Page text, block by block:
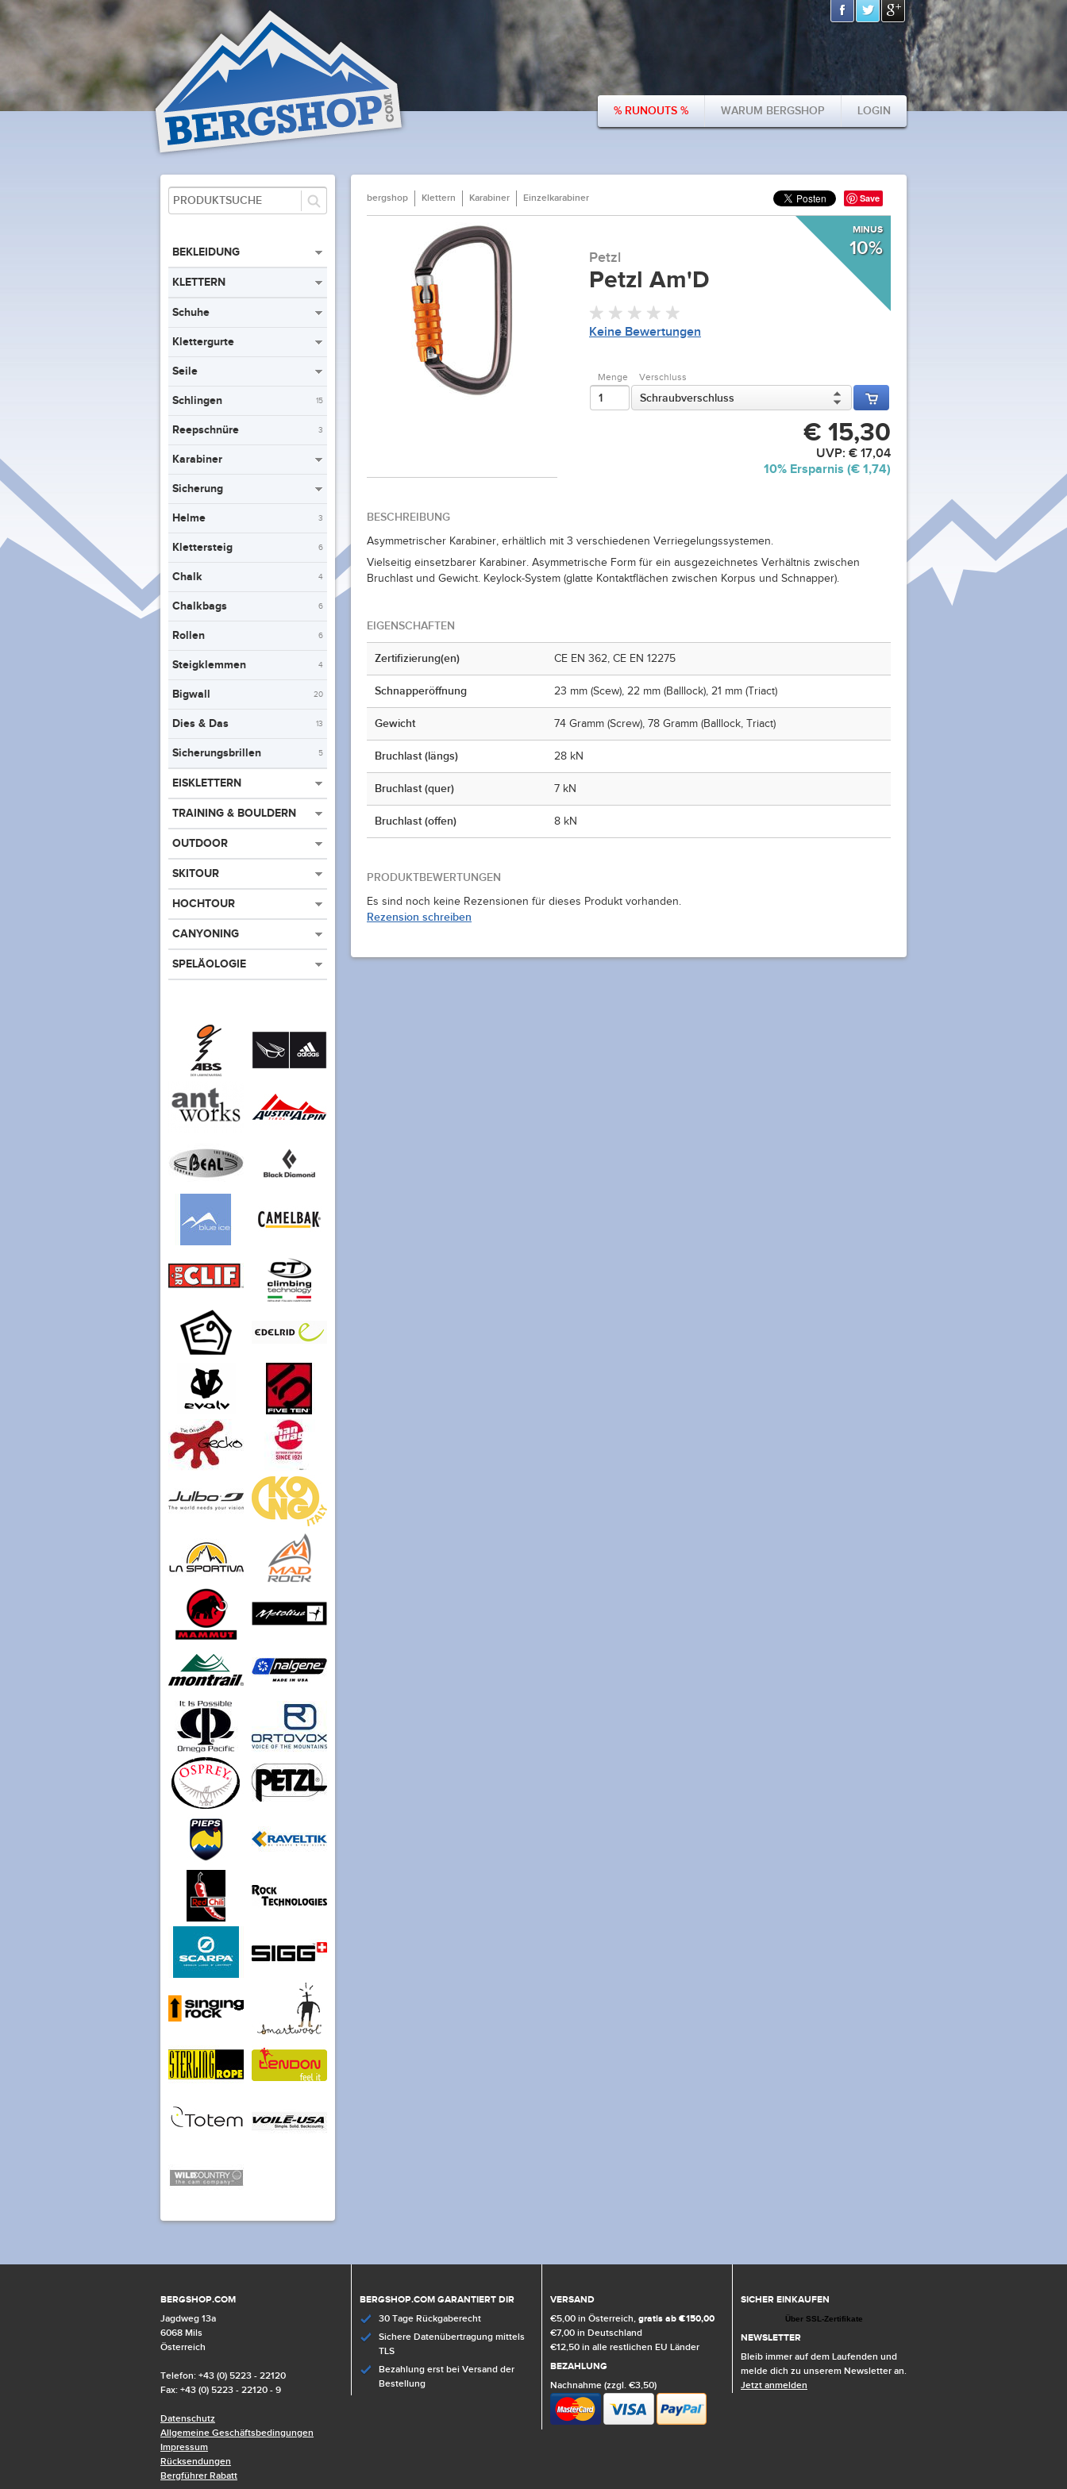
% RUNOUTS % WARUM BERGSHOP LOGIN
BEKLEIDUNG
KLETTERN
Schuhe
Klettergurte
Seile
Schlingen 15
Reepschnüre 3
Karabiner
Sicherung
Helme 3
Klettersteig 6
Chalk 4
Chalkbags 6
Rollen 6
Steigklemmen 4
Bigwall 20
Dies & Das 13
Sicherungsbrillen 5
EISKLETTERN
TRAINING & BOULDERN
OUTDOOR
SKITOUR
HOCHTOUR
CANYONING
SPELÄOLOGIE
bergshop Klettern Karabiner Einzelkarabiner Save
MINUS
10%
Petzl
Petzl Am'D
Keine Bewertungen
Menge Verschluss
Schraubverschluss
€ 15,30
UVP: € 17,04
10% Ersparnis (€ 1,74)
BESCHREIBUNG
Asymmetrischer Karabiner, erhältlich mit 3 verschiedenen Verriegelungssystemen.
Vielseitig einsetzbarer Karabiner. Asymmetrische Form für ein ausgezeichnetes Verhältnis zwischen
Bruchlast und Gewicht. Keylock-System (glatte Kontaktflächen zwischen Korpus und Schnapper).
EIGENSCHAFTEN
Zertifizierung(en) CE EN 362, CE EN 12275
Schnapperöffnung 23 mm (Scew), 22 mm (Balllock), 21 mm (Triact)
Gewicht 74 Gramm (Screw), 78 Gramm (Balllock, Triact)
Bruchlast (längs) 28 kN
Bruchlast (quer) 7 kN
Bruchlast (offen) 8 kN
PRODUKTBEWERTUNGEN
Es sind noch keine Rezensionen für dieses Produkt vorhanden.
Rezension schreiben
BERGSHOP.COM
Jagdweg 13a
6068 Mils
Österreich
Telefon: +43 (0) 5223 - 22120
Fax: +43 (0) 5223 - 22120 - 9
Datenschutz
Allgemeine Geschäftsbedingungen
Impressum
Rücksendungen
Bergführer Rabatt
BERGSHOP.COM GARANTIERT DIR
30 Tage Rückgaberecht
Sichere Datenübertragung mittels
TLS
Bezahlung erst bei Versand der
Bestellung
VERSAND
€5,00 in Österreich, gratis ab €150,00
€7,00 in Deutschland
€12,50 in alle restlichen EU Länder
BEZAHLUNG
Nachnahme (zzgl. €3,50)
SICHER EINKAUFEN
Über SSL-Zertifikate
NEWSLETTER
Bleib immer auf dem Laufenden und
melde dich zu unserem Newsletter an.
Jetzt anmelden